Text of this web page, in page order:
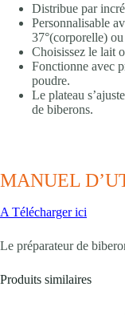
Distribue par
Personnalisable
37°(corporelle) ou
Choisissez le lait
Fonctionne avec
poudre.
Le plateau
de biberons.
MANUEL
A Télécharger ici
Le préparateur de
Produits similaires